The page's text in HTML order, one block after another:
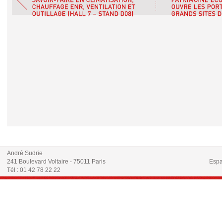
André Sudrie
241 Boulevard Voltaire - 75011 Paris
Tél : 01 42 78 22 22